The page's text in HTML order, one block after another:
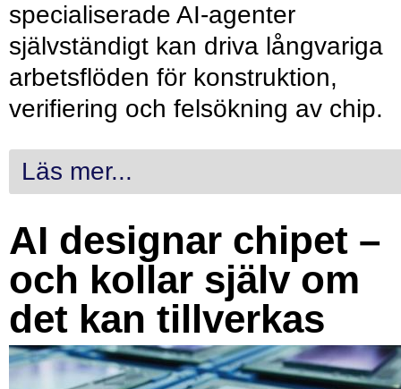
specialiserade AI-agenter
självständigt kan driva långvariga
arbetsflöden för konstruktion,
verifiering och felsökning av chip.
Läs mer...
AI designar chipet –
och kollar själv om
det kan tillverkas